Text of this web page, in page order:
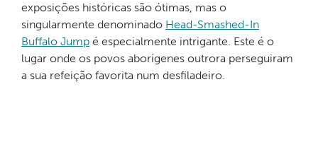
exposições históricas são ótimas, mas o
singularmente denominado Head-Smashed-In
Buffalo Jump é especialmente intrigante. Este é o
lugar onde os povos aborígenes outrora perseguiram
a sua refeição favorita num desfiladeiro.